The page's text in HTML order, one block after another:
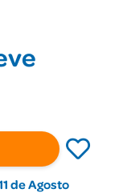
de Agosto